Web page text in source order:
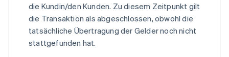
die Kundin/den Kunden. Zu diesem Zeitpunkt gilt
die Transaktion als abgeschlossen, obwohl die
tatsächliche Übertragung der Gelder noch nicht
stattgefunden hat.